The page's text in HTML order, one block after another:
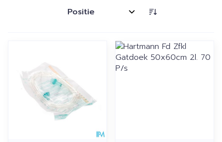
Sorteer op: